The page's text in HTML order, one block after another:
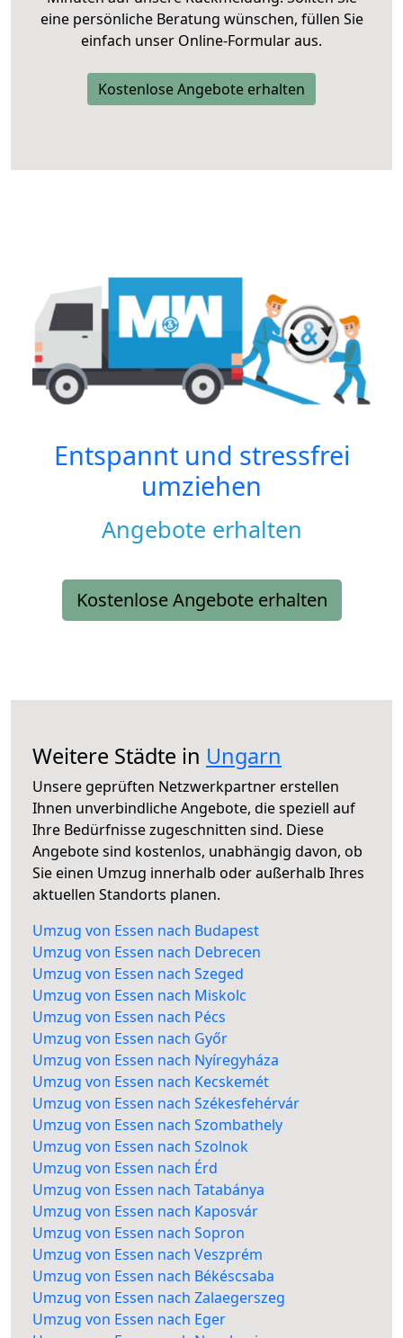
eine persönliche Beratung wünschen, füllen Sie
einfach unser Online-Formular aus.
Kostenlose Angebote erhalten
Entspannt und stressfrei
umziehen
Angebote erhalten
Kostenlose Angebote erhalten
Weitere Städte in Ungarn
Unsere geprüften Netzwerkpartner erstellen
Ihnen unverbindliche Angebote, die speziell auf
Ihre Bedürfnisse zugeschnitten sind. Diese
Angebote sind kostenlos, unabhängig davon, ob
Sie einen Umzug innerhalb oder außerhalb Ihres
aktuellen Standorts planen.
Umzug von Essen nach Budapest
Umzug von Essen nach Debrecen
Umzug von Essen nach Szeged
Umzug von Essen nach Miskolc
Umzug von Essen nach Pécs
Umzug von Essen nach Győr
Umzug von Essen nach Nyíregyháza
Umzug von Essen nach Kecskemét
Umzug von Essen nach Székesfehérvár
Umzug von Essen nach Szombathely
Umzug von Essen nach Szolnok
Umzug von Essen nach Érd
Umzug von Essen nach Tatabánya
Umzug von Essen nach Kaposvár
Umzug von Essen nach Sopron
Umzug von Essen nach Veszprém
Umzug von Essen nach Békéscsaba
Umzug von Essen nach Zalaegerszeg
Umzug von Essen nach Eger